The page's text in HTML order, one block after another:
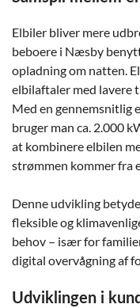
Elbiler bliver mere
beboere i Næsby
opladning om natten.
elbilaftaler med lavere
Med en gennemsnitlig
bruger man ca. 2.000
at kombinere elbilen
strømmen kommer fra
Denne udvikling
fleksible og
behov – især for
digital overvågning af
Udviklingen i